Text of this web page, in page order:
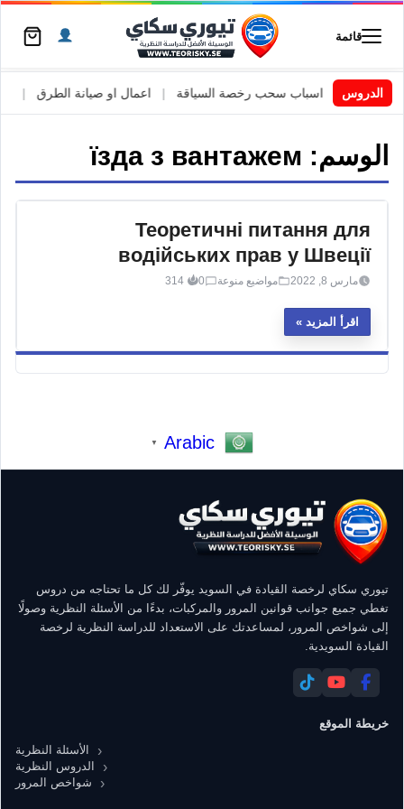
قائمة
الدروس
السويد | اسباب سحب رخصة السياقة اعمال او صيانة الطرق
الوسم: їзда з вантажем
Теоретичні питання для
водійських прав у Швеції
مارس 8, 2022 مواضيع منوعة 0
314
اقرأ المزيد
Arabic
▼
تيوري سكاي لرخصة القيادة في السويد يوفّر لك كل ما تحتاجه من دروس
تغطي جميع جوانب قوانين المرور والمركبات، بدءًا من الأسئلة النظرية وصولًا
إلى شواخص المرور، لمساعدتك على الاستعداد للدراسة النظرية لرخصة
القيادة السويدية.
خريطة الموقع
الأسئلة النظرية
الدروس النظرية
شواخص المرور